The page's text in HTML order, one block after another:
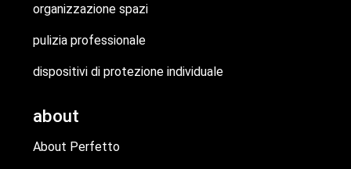
organizzazione spazi
pulizia professionale
dispositivi di protezione individuale
about
About Perfetto